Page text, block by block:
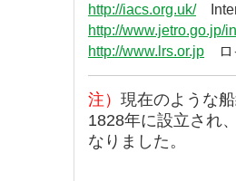
http://iacs.org.uk/
http://www.jetro.go.jp/
http://www.lrs.or.jp ロ
注） 現在のような
1828年に設立され
なりました。